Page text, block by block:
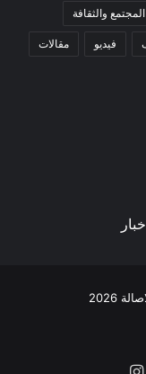
المجتمع والثقافة
فيديو مقالات
2026